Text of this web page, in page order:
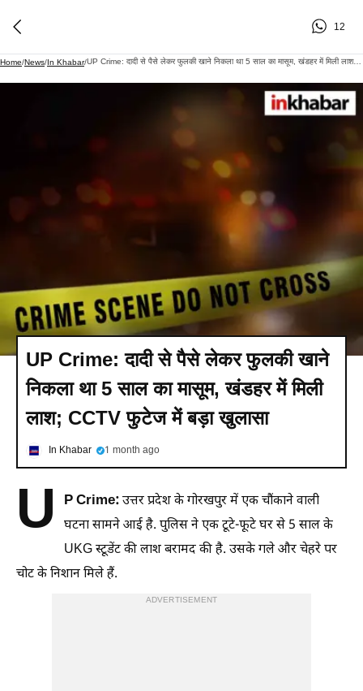
12
Home/News/In Khabar/ UP Crime: दादी से पैसे लेकर फुलकी खाने निकला था 5 साल का मासूम, खंडहर में मिली लाश; CCTV फुटेज में बड़ा खुलासा
UP Crime: दादी से पैसे लेकर फुलकी खाने
निकला था 5 साल का मासूम, खंडहर में मिली
लाश; CCTV फुटेज में बड़ा खुलासा
In Khabar 1 month ago
U P Crime:उत्तर प्रदेश के गोरखपुर में एक चौंकाने वाली
घटना सामने आई है. पुलिस ने एक टूटे-फूटे घर से 5 साल के
UKG स्टूडेंट की लाश बरामद की है. उसके गले और चेहरे पर
चोट के निशान मिले हैं.
ADVERTISEMENT